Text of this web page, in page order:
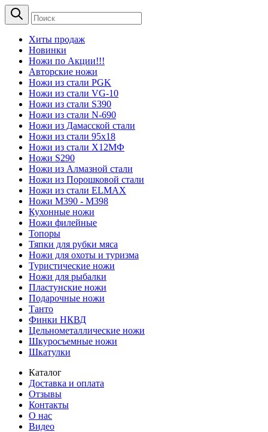
Хиты продаж
Новинки
Ножи по Акции!!!
Авторские ножи
Ножи из стали PGK
Ножи из стали VG-10
Ножи из стали S390
Ножи из стали N-690
Ножи из Дамасской стали
Ножи из стали 95х18
Ножи из стали Х12МФ
Ножи S290
Ножи из Алмазной стали
Ножи из Порошковой стали
Ножи из стали ELMAX
Ножи М390 - М398
Кухонные ножи
Ножи филейные
Топоры
Тяпки для рубки мяса
Ножи для охоты и туризма
Туристические ножи
Ножи для рыбалки
Пластунские ножи
Подарочные ножи
Танто
Финки НКВД
Цельнометаллические ножи
Шкуросъемные ножи
Шкатулки
Каталог
Доставка и оплата
Отзывы
Контакты
О нас
Видео